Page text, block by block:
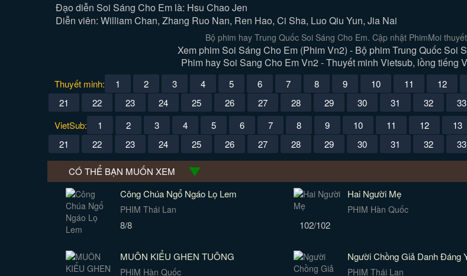
Đạo diễn Soi Sáng Cho Em là: Hsu Chao Jen
Diễn viên: William Chan, Zhang Ruo Nan, Ren Hao, Ci Sha, Luo Qiu Yun, Jia Nai
Bộ phim hay Trung Quốc Soi Sáng Cho Em. Cập nhật PhimMoi
Xem phim Soi Sáng Cho Em (Phim Vn2) - Bộ phim Trung Quốc Soi
Phim hay Soi Sang Cho Em Vn2 - Thuyết minh Vietsub, lồng tiếng
Thuyết minh: 1 2 3 4 5 6 7 8 9 10 11 12
21
22 23 24 25 26 27 28 29 30 31 32 33
VietSub:
1 2 3 4 5 6 7 8 9 10 11 12 13
21
22 23 24 25 26 27 28 29 30 31 32 33
CÓ THỂ BẠN MUỐN XEM
Công Chúa Ngổ Ngáo Lọ Lem
PHIM Thái Lan
8/8
Hai Người Mẹ
PHIM Hàn Quốc
102/102
MUÔN KIỂU GHEN TUÔNG
PHIM Hàn Quốc
Người Chồng Giả Danh Đáng
PHIM Thái Lan